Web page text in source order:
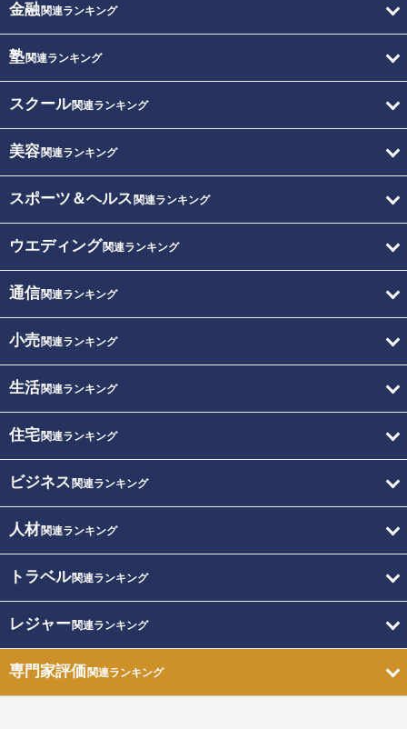
金融関連ランキング
塾関連ランキング
スクール関連ランキング
美容関連ランキング
スポーツ＆ヘルス 関連ランキング
ウエディング関連ランキング
通信関連ランキング
小売関連ランキング
生活関連ランキング
住宅関連ランキング
ビジネス 関連ランキング
人材関連ランキング
トラベル関連ランキング
レジャー関連ランキング
専門家評価関連ランキング